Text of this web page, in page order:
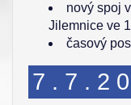
nový spoj
Jilemnice ve
časový